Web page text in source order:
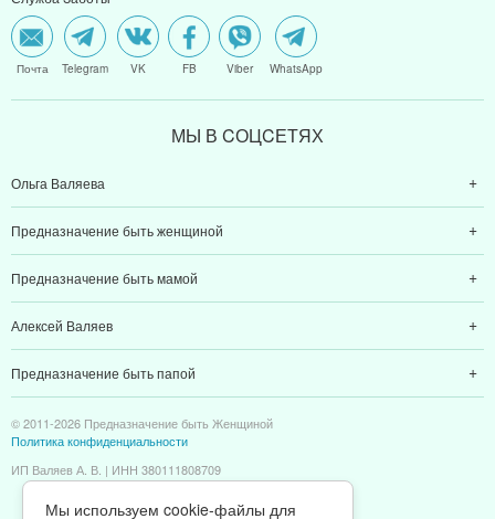
Почта Telegram VK FB Viber WhatsApp
МЫ В CОЦCЕТЯХ
Ольга Валяева
Предназначение быть женщиной
Предназначение быть мамой
Алексей Валяев
Предназначение быть папой
© 2011-2026 Предназначение быть Женщиной
Политика конфиденциальности
ИП Валяев А. В. | ИНН 380111808709
Мы используем cookie-файлы для